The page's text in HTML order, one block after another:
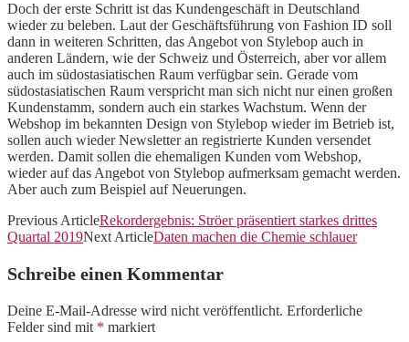
Doch der erste Schritt ist das Kundengeschäft in Deutschland
wieder zu beleben. Laut der Geschäftsführung von Fashion ID soll
dann in weiteren Schritten, das Angebot von Stylebop auch in
anderen Ländern, wie der Schweiz und Österreich, aber vor allem
auch im südostasiatischen Raum verfügbar sein. Gerade vom
südostasiatischen Raum verspricht man sich nicht nur einen großen
Kundenstamm, sondern auch ein starkes Wachstum. Wenn der
Webshop im bekannten Design von Stylebop wieder im Betrieb ist,
sollen auch wieder Newsletter an registrierte Kunden versendet
werden. Damit sollen die ehemaligen Kunden vom Webshop,
wieder auf das Angebot von Stylebop aufmerksam gemacht werden.
Aber auch zum Beispiel auf Neuerungen.
Previous ArticleRekordergebnis: Ströer präsentiert starkes drittes
Quartal 2019Next ArticleDaten machen die Chemie schlauer
Schreibe einen Kommentar
Deine E-Mail-Adresse wird nicht veröffentlicht. Erforderliche
Felder sind mit * markiert